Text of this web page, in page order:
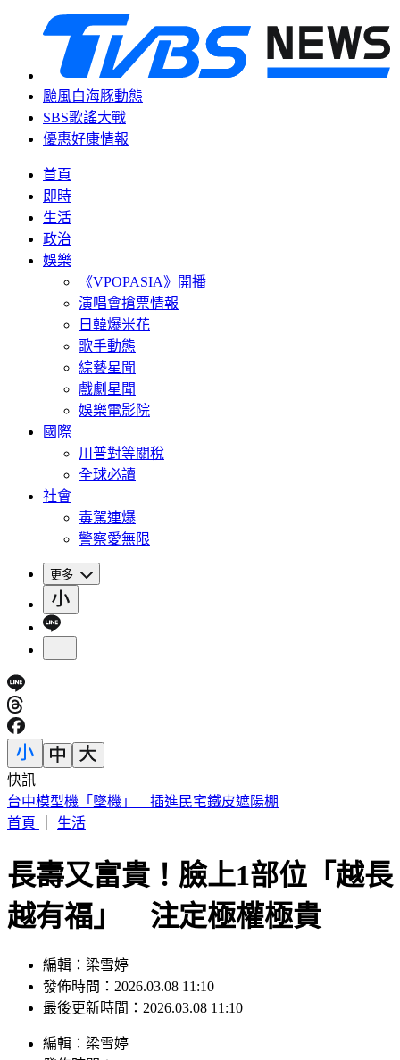
颱風白海豚動態
SBS歌謠大戰
優惠好康情報
首頁
即時
生活
政治
娛樂
《VPOPASIA》開播
演唱會搶票情報
日韓爆米花
歌手動態
綜藝星聞
戲劇星聞
娛樂電影院
國際
川普對等關稅
全球必讀
社會
毒駕連爆
警察愛無限
更多
快訊
快訊／白海豚強風襲台！北市喜來登飯店旁圍籬倒塌 砸傷一
女
長壽又富貴！臉上1部位「越長
越有福」 注定極權極貴
編輯：梁雪婷
發佈時間：2026.03.08 11:10